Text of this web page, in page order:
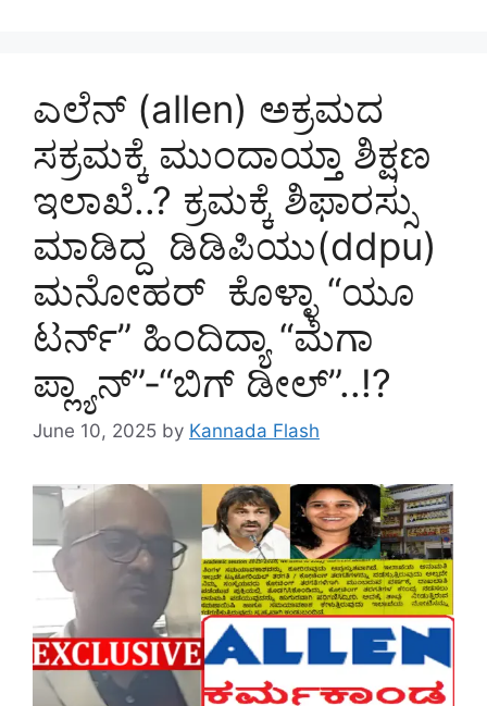
ಎಲೆನ್ (allen) ಅಕ್ರಮದ
ಸಕ್ರಮಕ್ಕೆ ಮುಂದಾಯ್ತಾ ಶಿಕ್ಷಣ
ಇಲಾಖೆ..? ಕ್ರಮಕ್ಕೆ ಶಿಫಾರಸ್ಸು
ಮಾಡಿದ್ದ ಡಿಡಿಪಿಯು(ddpu)
ಮನೋಹರ್ ಕೊಳ್ಳಾ “ಯೂ
ಟರ್ನ್” ಹಿಂದಿದ್ಯಾ “ಮೆಗಾ
ಪ್ಲ್ಯಾನ್”-“ಬಿಗ್ ಡೀಲ್”..!?
June 10, 2025 by Kannada Flash